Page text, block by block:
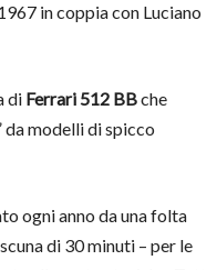
in coppia con Luciano
di Ferrari 512 BBche
da modelli di spicco
ogni anno da una folta
di 30 minuti – per le